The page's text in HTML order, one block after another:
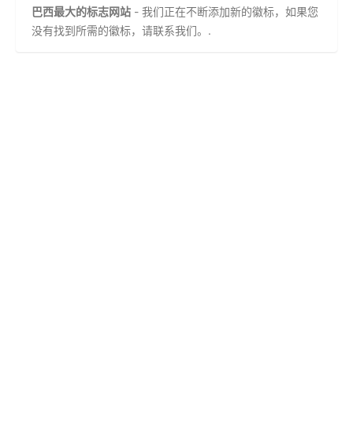
巴西最大的标志网站 - 我们正在不断添加新的徽标，如果您
没有找到所需的徽标，请联系我们。.